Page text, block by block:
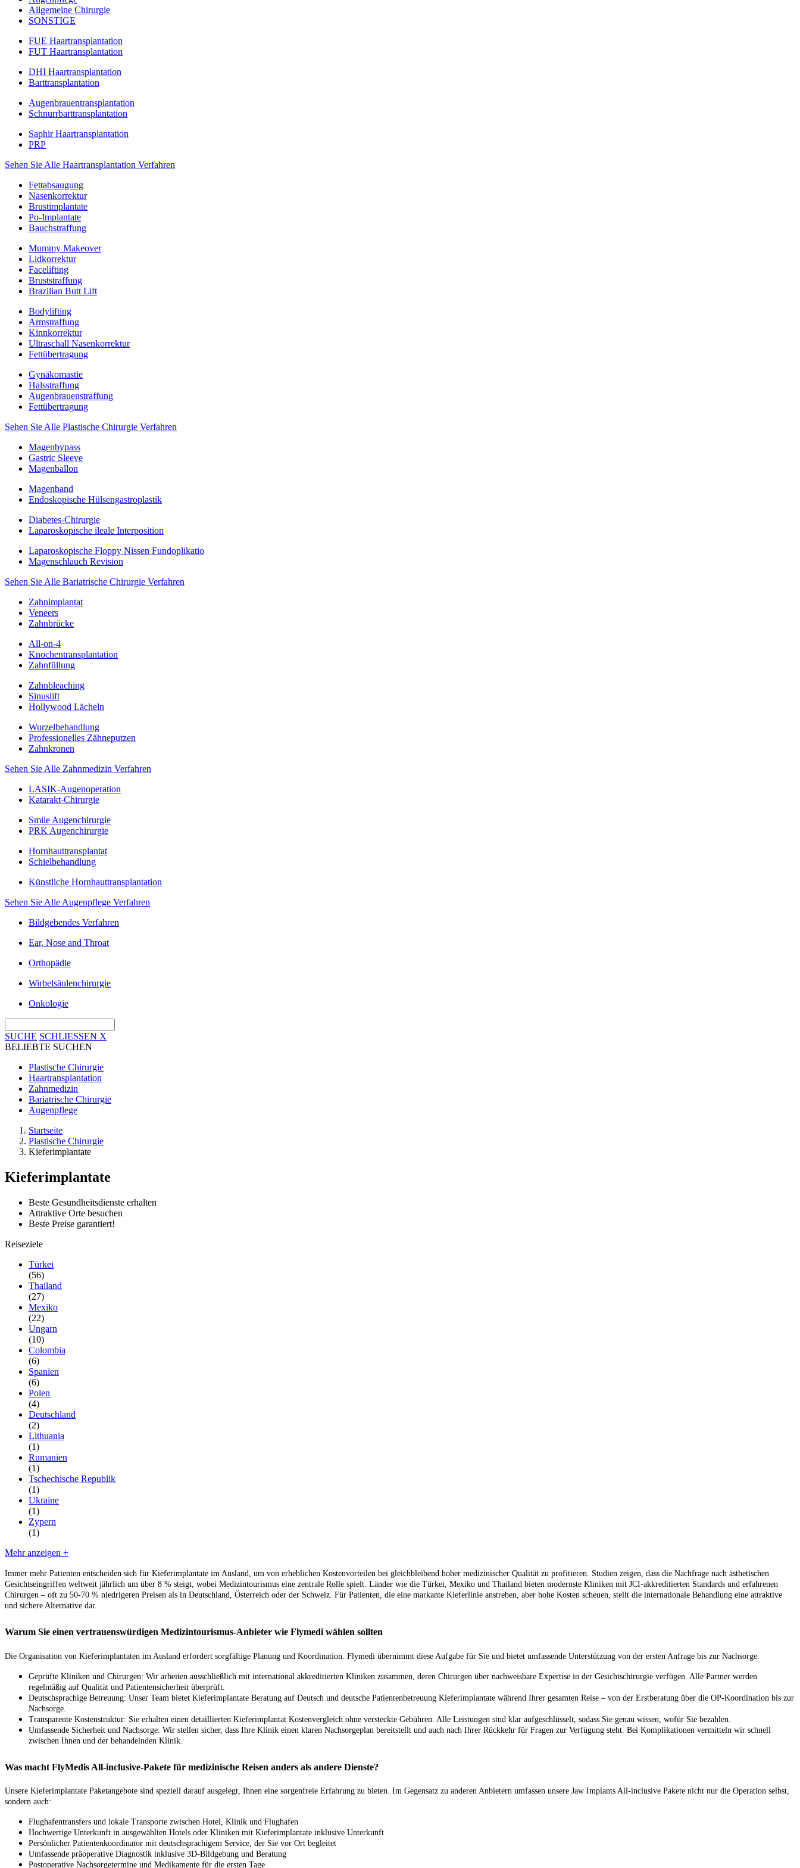
Allgemeine Chirurgie
SONSTIGE
FUE Haartransplantation
FUT Haartransplantation
DHI Haartransplantation
Barttransplantation
Augenbrauentransplantation
Schnurrbarttransplantation
Saphir Haartransplantation
PRP
Sehen Sie Alle Haartransplantation Verfahren
Fettabsaugung
Nasenkorrektur
Brustimplantate
Po-Implantate
Bauchstraffung
Mummy Makeover
Lidkorrektur
Facelifting
Bruststraffung
Brazilian Butt Lift
Bodylifting
Armstraffung
Kinnkorrektur
Ultraschall Nasenkorrektur
Fettübertragung
Gynäkomastie
Halsstraffung
Augenbrauenstraffung
Fettübertragung
Sehen Sie Alle Plastische Chirurgie Verfahren
Magenbypass
Gastric Sleeve
Magenballon
Magenband
Endoskopische Hülsengastroplastik
Diabetes-Chirurgie
Laparoskopische ileale Interposition
Laparoskopische Floppy Nissen Fundoplikatio
Magenschlauch Revision
Sehen Sie Alle Bariatrische Chirurgie Verfahren
Zahnimplantat
Veneers
Zahnbrücke
All-on-4
Knochentransplantation
Zahnfüllung
Zahnbleaching
Sinuslift
Hollywood Lächeln
Wurzelbehandlung
Professionelles Zähneputzen
Zahnkronen
Sehen Sie Alle Zahnmedizin Verfahren
LASIK-Augenoperation
Katarakt-Chirurgie
Smile Augenchirurgie
PRK Augenchirurgie
Hornhauttransplantat
Schielbehandlung
Künstliche Hornhauttransplantation
Sehen Sie Alle Augenpflege Verfahren
Bildgebendes Verfahren
Ear, Nose and Throat
Orthopädie
Wirbelsäulenchirurgie
Onkologie
SUCHE SCHLIESSEN X
BELIEBTE SUCHEN
Plastische Chirurgie
Haartransplantation
Zahnmedizin
Bariatrische Chirurgie
Augenpflege
Startseite
Plastische Chirurgie
Kieferimplantate
Kieferimplantate
Beste Gesundheitsdienste erhalten
Attraktive Orte besuchen
Beste Preise garantiert!
Reiseziele
Türkei
(56)
Thailand
(27)
Mexiko
(22)
Ungarn
(10)
Colombia
(6)
Spanien
(6)
Polen
(4)
Deutschland
(2)
Lithuania
(1)
Rumanien
(1)
Tschechische Republik
(1)
Ukraine
(1)
Zypern
(1)
Mehr anzeigen +
Immer mehr Patienten entscheiden sich für Kieferimplantate im Ausland, um von erheblichen Kostenvorteilen bei gleichbleibend hoher medizinischer Qualität zu profitieren. Studien zeigen, dass die Nachfrage nach ästhetischen
Gesichtseingriffen weltweit jährlich um über 8 % steigt, wobei Medizintourismus eine zentrale Rolle spielt. Länder wie die Türkei, Mexiko und Thailand bieten modernste Kliniken mit JCI-akkreditierten Standards und erfahrenen
Chirurgen – oft zu 50-70 % niedrigeren Preisen als in Deutschland, Österreich oder der Schweiz. Für Patienten, die eine markante Kieferlinie anstreben, aber hohe Kosten scheuen, stellt die internationale Behandlung eine attraktive
und sichere Alternative dar.
Warum Sie einen vertrauenswürdigen Medizintourismus-Anbieter wie Flymedi wählen sollten
Die Organisation von Kieferimplantaten im Ausland erfordert sorgfältige Planung und Koordination. Flymedi übernimmt diese Aufgabe für Sie und bietet umfassende Unterstützung von der ersten Anfrage bis zur Nachsorge:
Geprüfte Kliniken und Chirurgen: Wir arbeiten ausschließlich mit international akkreditierten Kliniken zusammen, deren Chirurgen über nachweisbare Expertise in der Gesichtschirurgie verfügen. Alle Partner werden
regelmäßig auf Qualität und Patientensicherheit überprüft.
Deutschsprachige Betreuung: Unser Team bietet Kieferimplantate Beratung auf Deutsch und deutsche Patientenbetreuung Kieferimplantate während Ihrer gesamten Reise – von der Erstberatung über die OP-Koordination bis zur
Nachsorge.
Transparente Kostenstruktur: Sie erhalten einen detaillierten Kieferimplantat Kostenvergleich ohne versteckte Gebühren. Alle Leistungen sind klar aufgeschlüsselt, sodass Sie genau wissen, wofür Sie bezahlen.
Umfassende Sicherheit und Nachsorge: Wir stellen sicher, dass Ihre Klinik einen klaren Nachsorgeplan bereitstellt und auch nach Ihrer Rückkehr für Fragen zur Verfügung steht. Bei Komplikationen vermitteln wir schnell
zwischen Ihnen und der behandelnden Klinik.
Was macht FlyMedis All-inclusive-Pakete für medizinische Reisen anders als andere Dienste?
Unsere Kieferimplantate Paketangebote sind speziell darauf ausgelegt, Ihnen eine sorgenfreie Erfahrung zu bieten. Im Gegensatz zu anderen Anbietern umfassen unsere Jaw Implants All-inclusive Pakete nicht nur die Operation selbst,
sondern auch:
Flughafentransfers und lokale Transporte zwischen Hotel, Klinik und Flughafen
Hochwertige Unterkunft in ausgewählten Hotels oder Kliniken mit Kieferimplantate inklusive Unterkunft
Persönlicher Patientenkoordinator mit deutschsprachigem Service, der Sie vor Ort begleitet
Umfassende präoperative Diagnostik inklusive 3D-Bildgebung und Beratung
Postoperative Nachsorgetermine und Medikamente für die ersten Tage